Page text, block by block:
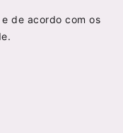
de acordo com os
.